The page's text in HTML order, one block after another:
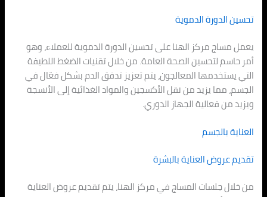
تحسين الدورة الدموية
يعمل مساج مركز الهنا على تحسين الدورة الدموية للعملاء، وهو
أمر حاسم لتحسين الصحة العامة. من خلال تقنيات الضغط اللطيفة
التي يستخدمها المعالجون، يتم تعزيز تدفق الدم بشكل فعّال في
الجسم، مما يزيد من نقل الأكسجين والمواد الغذائية إلى الأنسجة
ويزيد من فعالية الجهاز الدوري.
العناية بالجسم
تقديم عروض العناية بالبشرة
من خلال جلسات المساج في مركز الهنا، يتم تقديم عروض العناية